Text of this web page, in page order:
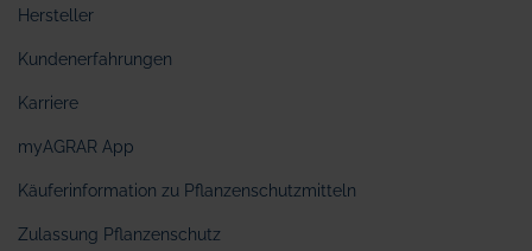
Hersteller
Kundenerfahrungen
Karriere
myAGRAR App
Käuferinformation zu Pflanzenschutzmitteln
Zulassung Pflanzenschutz